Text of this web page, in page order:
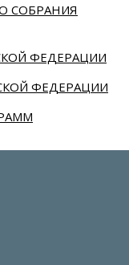
СОБРАНИЯ
ФЕДЕРАЦИИ
ФЕДЕРАЦИИ